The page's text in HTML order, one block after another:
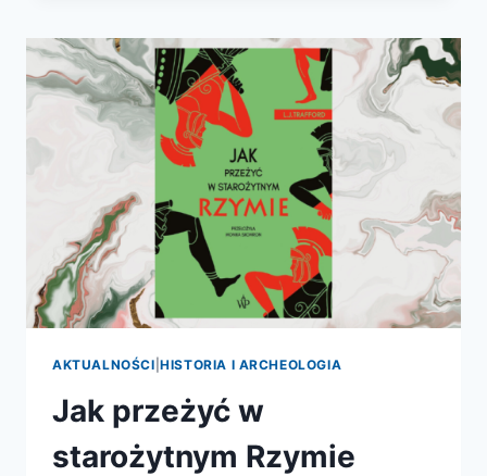
ŚWIATA
KLASYCZNEGO
PRZEZ
CHRZEŚCIJAN
AKTUALNOŚCI |HISTORIA I ARCHEOLOGIA
Jak przeżyć w
starożytnym Rzymie